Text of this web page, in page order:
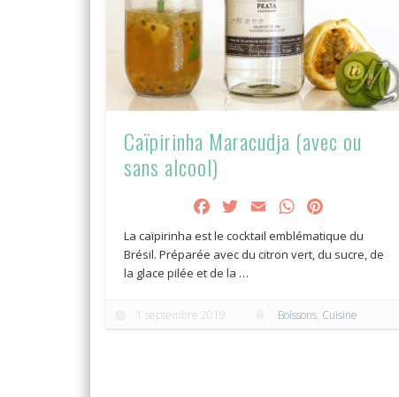
Caïpirinha Maracudja (avec ou
sans alcool)
FacebookTwitter
Email WhatsApp
La caïpirinha est le cocktail emblématique du
Brésil. Préparée avec du citron vert, du sucre, de
la glace pilée et de la …
1 septembre 2019 Boissons, Cuisine